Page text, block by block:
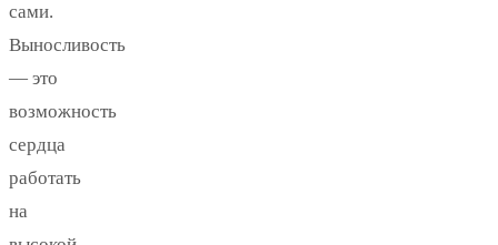
сами.
Выносливость
— это
возможность
сердца
работать
на